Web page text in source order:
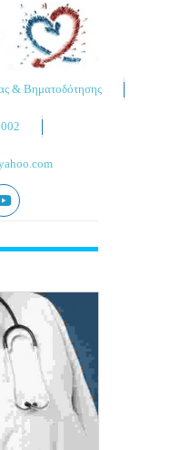
& Βηματοδότησης